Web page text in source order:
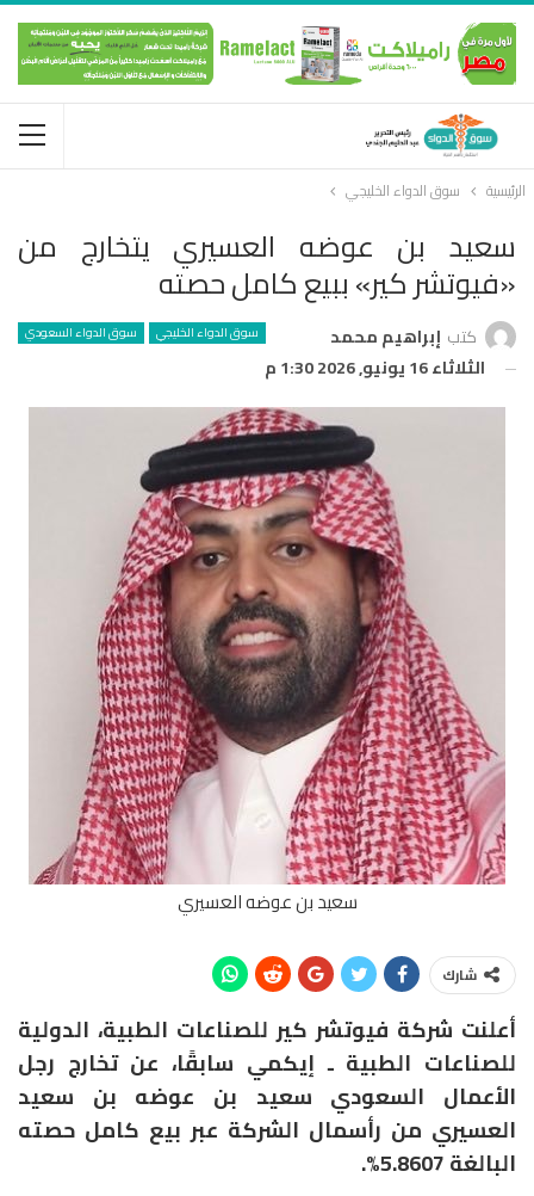
الرئيسية سوق الدواء الخليجي
سعيد بن عوضه العسيري يتخارج من
«فيوتشر كير» ببيع كامل حصته
سوق الدواء الخليجي سوق الدواء السعودي كتب إبراهيم محمد
الثلاثاء 16 يونيو, 2026 1:30 م
سعيد بن عوضه العسيري
شارك
أعلنت شركة فيوتشر كير للصناعات الطبية، الدولية
للصناعات الطبية ـ إيكمي سابقًا، عن تخارج رجل
الأعمال السعودي سعيد بن عوضه بن سعيد
العسيري من رأسمال الشركة عبر بيع كامل حصته
البالغة 5.8607%.